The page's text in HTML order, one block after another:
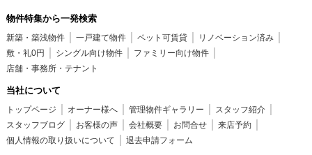
物件特集から一発検索
新築・築浅物件 一戸建て物件 ペット可賃貸
リノベーション済み
敷・礼0円
シングル向け物件
ファミリー向け物件
店舗・事務所・テナント
当社について
トップページ オーナー様へ 管理物件ギャラリー
スタッフ紹介
スタッフブログ
お客様の声 会社概要 お問合せ
来店予約
個人情報の取り扱いについて
退去申請フォーム